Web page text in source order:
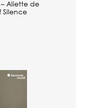
– Aliette de
Silence